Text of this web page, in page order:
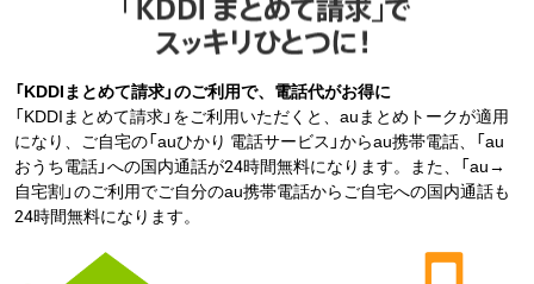
「KDDIまとめて請求」のご利用で、電話代がお得に
「KDDIまとめて請求」をご利用いただくと、auまとめトークが適用
になり、ご自宅の「auひかり 電話サービス」からau携帯電話、「au
おうち電話」への国内通話が24時間無料になります。また、「au→
自宅割」のご利用でご自分のau携帯電話からご自宅への国内通話も
24時間無料になります。